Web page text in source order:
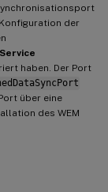
der
haben. Der Port
über eine
des WEM